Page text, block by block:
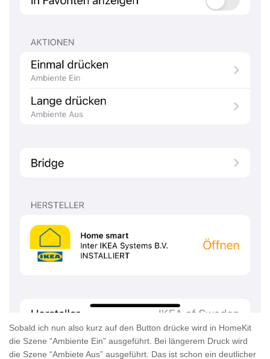
Sobald ich nun also kurz auf den Button drücke wird in HomeKit
die Szene “Ambiente Ein” ausgeführt. Bei längerem Druck wird
die Szene “Ambiete Aus” ausgeführt. Das ist schon ein deutlicher